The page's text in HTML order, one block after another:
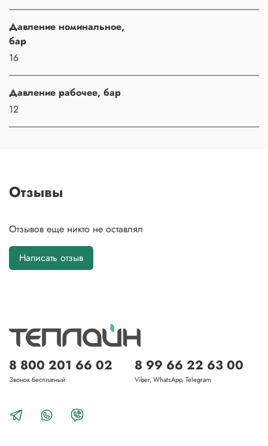
Давление номинальное,
бар
16
Давление рабочее, бар
12
Отзывы
Отзывов еще никто не оставлял
Написать отзыв
8 800 201 66 02
Звонок бесплатный
8 99 66 22 63 00
Viber, WhatsApp, Telegram